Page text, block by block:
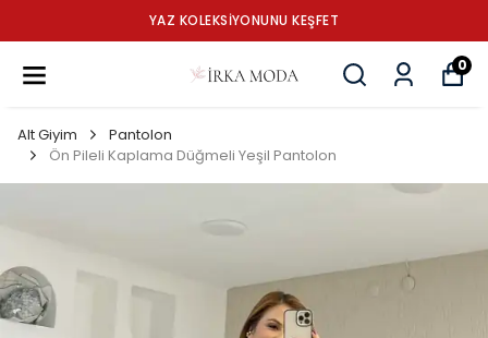
YAZ KOLEKSİYONUNU KEŞFET
0
Alt Giyim
Pantolon
Ön Pileli Kaplama Düğmeli Yeşil Pantolon